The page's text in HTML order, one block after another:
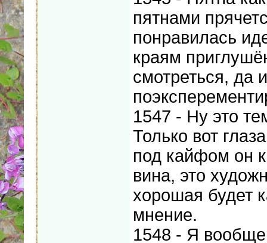
пятнами
понравилась
краям
смотреться,
1547 - Ну это
Только вот
под кайфом он
вина, это
хорошая будет
мнение.
1548 - Я